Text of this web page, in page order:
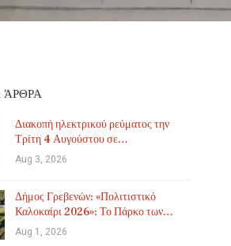
Διακοπή ηλεκτρικού ρεύματος την
Τρίτη 4 Αυγούστου σε…
Aug 3, 2026
Δήμος Γρεβενών: «Πολιτιστικό
Καλοκαίρι 2026»: Το Πάρκο των…
Aug 1, 2026